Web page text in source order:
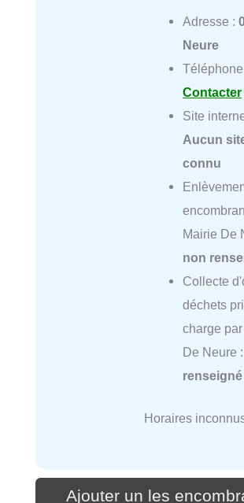
Adresse :
Neure
Téléphone
Contacter
Site
Aucun
connu
Mairie De
non
Collecte
déchets
charge
De Neure :
renseigné
Horaires
Ajouter un les